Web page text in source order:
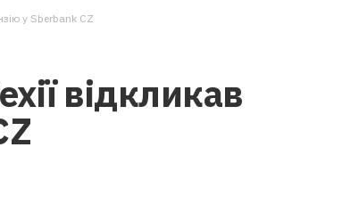
у Sberbank CZ
відкликав